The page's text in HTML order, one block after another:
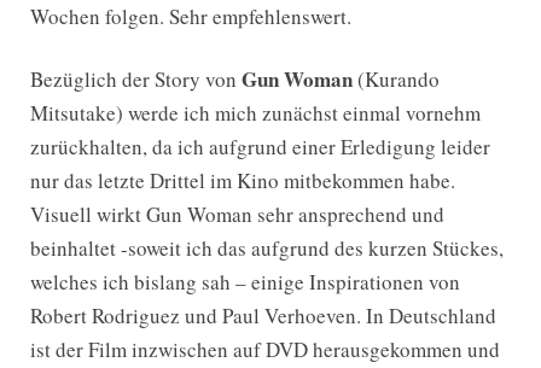
Wochen folgen. Sehr empfehlenswert.
Bezüglich der Story von Gun Woman(Kurando
Mitsutake) werde ich mich zunächst einmal vornehm
zurückhalten, da ich aufgrund einer Erledigung leider
nur das letzte Drittel im Kino mitbekommen habe.
Visuell wirkt Gun Woman sehr ansprechend und
beinhaltet -soweit ich das aufgrund des kurzen Stückes,
welches ich bislang sah – einige Inspirationen von
Robert Rodriguez und Paul Verhoeven. In Deutschland
ist der Film inzwischen auf DVD herausgekommen und